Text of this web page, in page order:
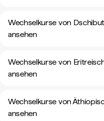
Wechselkurse von
ansehen
Wechselkurse von
ansehen
Wechselkurse von
ansehen